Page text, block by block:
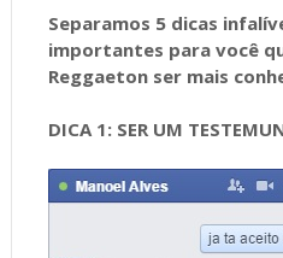
Separamos 5 dicas
importantes para você
Reggaeton ser mais
DICA 1: SER UM